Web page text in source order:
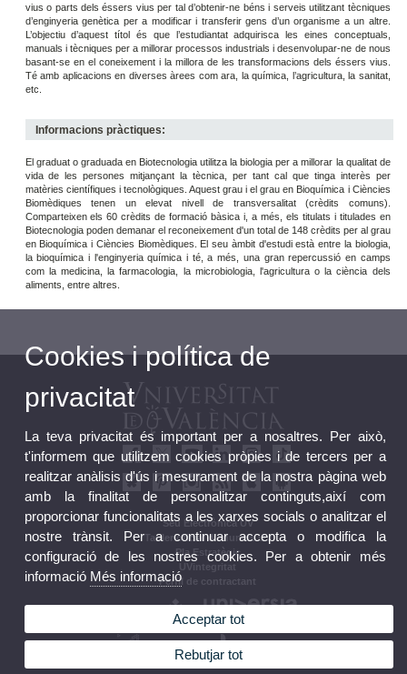
vius o parts dels éssers vius per tal d’obtenir-ne béns i serveis utilitzant tècniques
d’enginyeria genètica per a modificar i transferir gens d’un organisme a un altre.
L’objectiu d’aquest títol és que l’estudiantat adquirisca les eines conceptuals,
manuals i tècniques per a millorar processos industrials i desenvolupar-ne de nous
basant-se en el coneixement i la millora de les transformacions dels éssers vius.
Té amb aplicacions en diverses àrees com ara, la química, l’agricultura, la sanitat,
etc.
Informacions pràctiques:
El graduat o graduada en Biotecnologia utilitza la biologia per a millorar la qualitat de
vida de les persones mitjançant la tècnica, per tant cal que tinga interès per
matèries científiques i tecnològiques. Aquest grau i el grau en Bioquímica i Ciències
Biomèdiques tenen un elevat nivell de transversalitat (crèdits comuns).
Comparteixen els 60 crèdits de formació bàsica i, a més, els titulats i titulades en
Biotecnologia poden demanar el reconeixement d'un total de 148 crèdits per al grau
en Bioquímica i Ciències Biomèdiques. El seu àmbit d'estudi està entre la biologia,
la bioquímica i l'enginyeria química i té, a més, una gran repercussió en camps
com la medicina, la farmacologia, la microbiologia, l'agricultura o la ciència dels
aliments, entre altres.
Seu Electrònica UV
Tauler oficial d'anuncis UV
Pla Estratègic
UVintegritat
Perfil de contractant
Cookies i política de
privacitat
La teva privacitat és important per a nosaltres. Per això,
t'informem que utilitzem cookies pròpies i de tercers per a
realitzar anàlisis d'ús i mesurament de la nostra pàgina web
amb la finalitat de personalitzar continguts,així com
proporcionar funcionalitats a les xarxes socials o analitzar el
nostre trànsit. Per a continuar accepta o modifica la
configuració de les nostres cookies. Per a obtenir més
informació Més informació
Acceptar tot
Rebutjar tot